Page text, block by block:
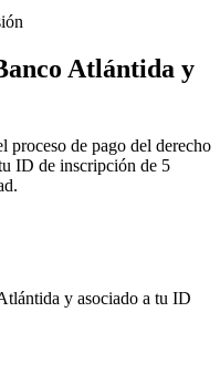
Atlántida y
proceso de pago del derecho
ID de inscripción de 5
y asociado a tu ID